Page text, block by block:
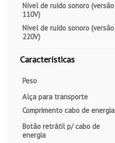
Nível de ruído sonoro (versão
110V)
Nível de ruído sonoro (versão
220V)
Características
Peso
Alça para transporte
Comprimento cabo de energia
Botão retrátil p/ cabo de
energia